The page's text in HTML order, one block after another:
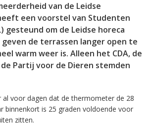
van de Leidse
een voorstel van Studenten
gesteund om de Leidse horeca
de terrassen langer open te
warm weer is. Alleen het CDA, de
Partij voor de Dieren stemden
al voor dagen dat de thermometer de 28
binnenkort is 25 graden voldoende voor
zitten.